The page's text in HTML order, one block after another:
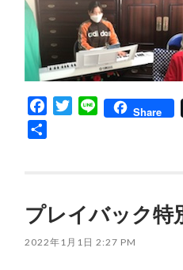
FacebookTwitter
Line Share
プレイバック
2022年1月1日 2:27 PM